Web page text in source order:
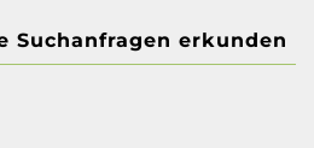
Suchanfragen erkunden